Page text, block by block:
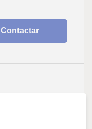
Contactar